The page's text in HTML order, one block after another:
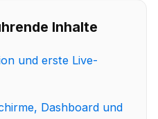
Inhalte
und erste Live-
Dashboard und